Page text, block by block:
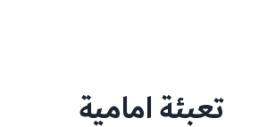
تعبئة امامية